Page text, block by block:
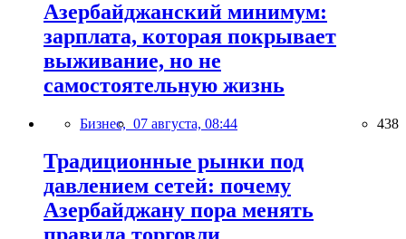
Азербайджанский минимум:
зарплата, которая покрывает
выживание, но не
самостоятельную жизнь
Бизнес, 07 августа, 08:44 438
Традиционные рынки под
давлением сетей: почему
Азербайджану пора менять